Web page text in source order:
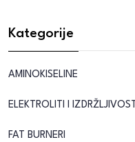
Kategorije
AMINOKISELINE
ELEKTROLITI I IZDRŽLJIVOST
FAT BURNERI